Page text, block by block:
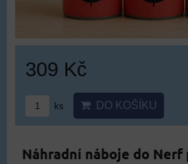
309 Kč
ks DO KOŠÍKU
Náhradní náboje do Nerf